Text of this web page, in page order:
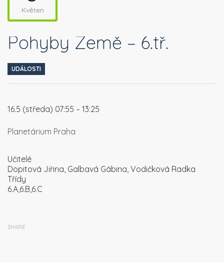
Květen
Pohyby Země – 6.tř.
UDÁLOSTI
16.5 (středa) 07:55 – 13:25
Planetárium Praha
Učitelé
Dopitová Jiřina, Galbavá Gábina, Vodičková Radka
Třídy
6.A,6.B,6.C
SHARE